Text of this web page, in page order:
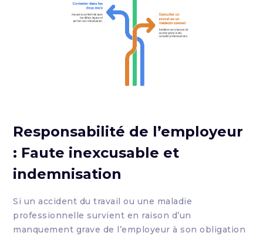
Responsabilité de l’employeur
: Faute inexcusable et
indemnisation
Si un accident du travail ou une maladie
professionnelle survient en raison d’un
manquement grave de l’employeur à son obligation